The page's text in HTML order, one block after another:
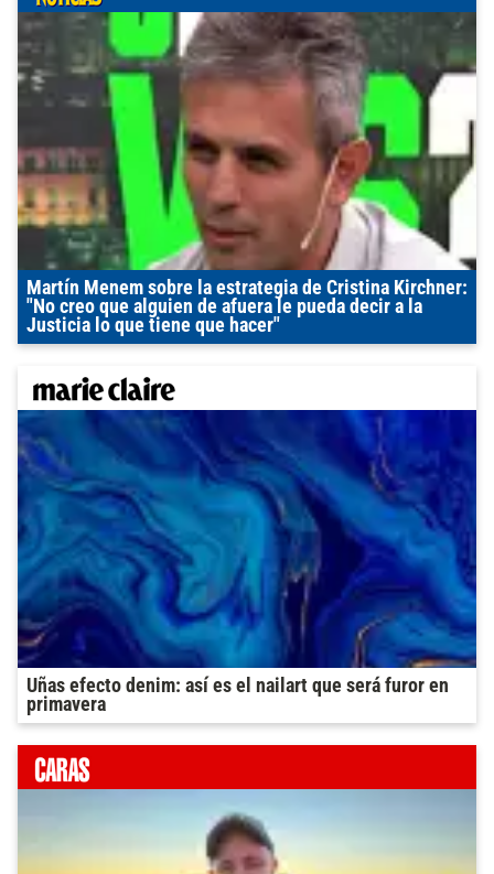
Martín Menem sobre la estrategia de Cristina Kirchner:
"No creo que alguien de afuera le pueda decir a la
Justicia lo que tiene que hacer"
Uñas efecto denim: así es el nailart que será furor en
primavera